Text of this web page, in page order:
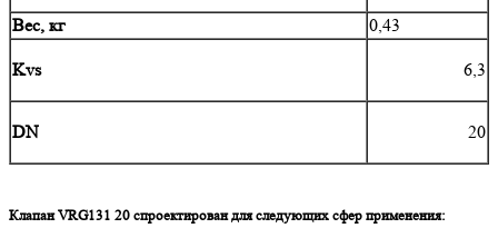
Вес, кг 0,43
Kvs 6,3
DN 20
Клапан VRG131 20 спроектирован для следующих сфер применения: